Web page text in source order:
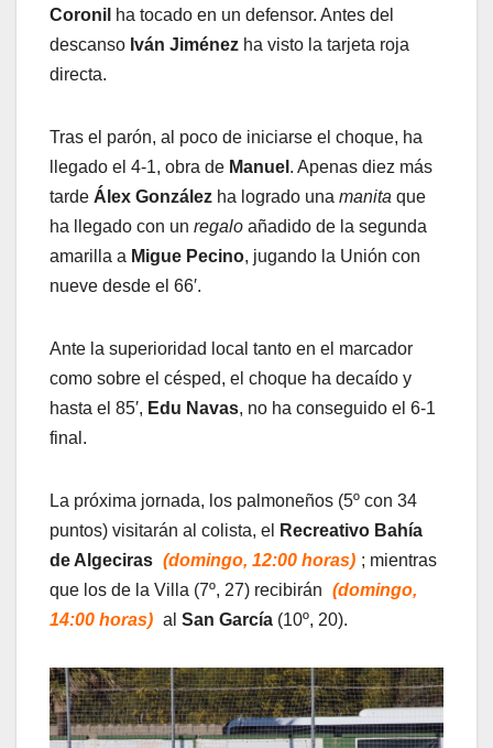
Coronil ha tocado en un defensor. Antes del
descanso Iván Jiménez ha visto la tarjeta roja
directa.
Tras el parón, al poco de iniciarse el choque, ha
llegado el 4-1, obra de Manuel . Apenas diez más
tarde Álex González ha logrado una manita que
ha llegado con un regalo añadido de la segunda
amarilla a Migue Pecino, jugando la Unión con
nueve desde el 66′.
Ante la superioridad local tanto en el marcador
como sobre el césped, el choque ha decaído y
hasta el 85′, Edu Navas, no ha conseguido el 6-1
final.
La próxima jornada, los palmoneños (5º con 34
puntos) visitarán al colista, el
Recreativo Bahía
de Algeciras (domingo, 12:00 horas) ; mientras
que los de la Villa (7º, 27) recibirán (domingo,
14:00 horas) al San García (10º, 20).